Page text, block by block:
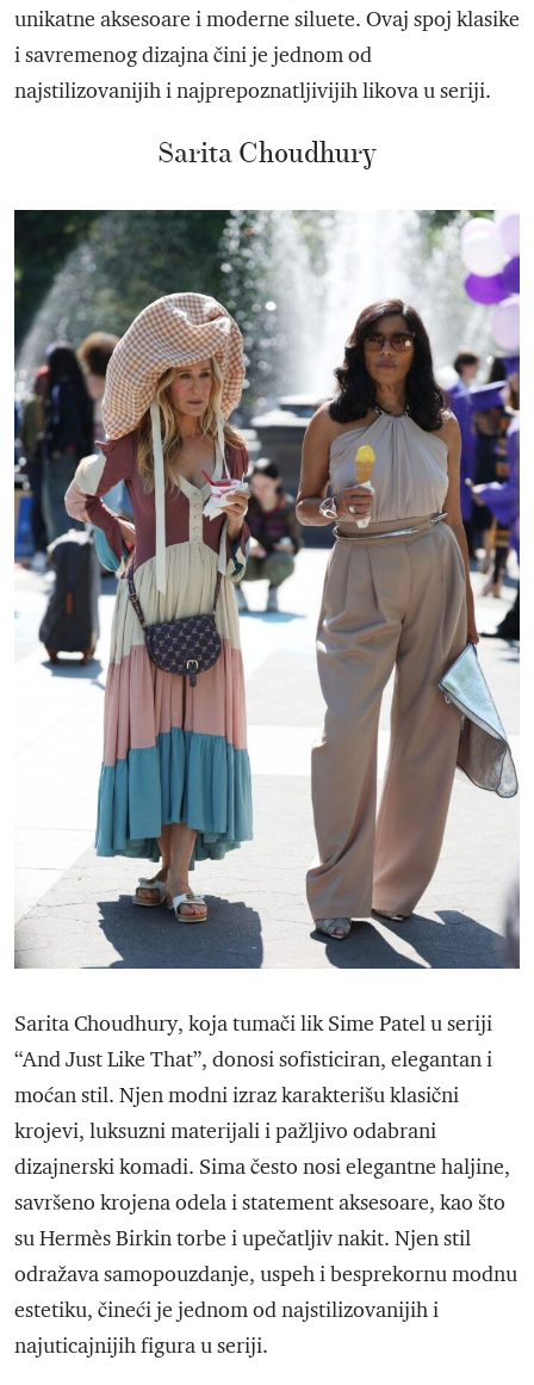
unikatne aksesoare i moderne siluete. Ovaj spoj klasike
i savremenog dizajna čini je jednom od
najstilizovanijih i najprepoznatljivijih likova u seriji.
Sarita Choudhury
Sarita Choudhury, koja tumači lik Sime Patel u seriji
“And Just Like That”, donosi sofisticiran, elegantan i
moćan stil. Njen modni izraz karakterišu klasični
krojevi, luksuzni materijali i pažljivo odabrani
dizajnerski komadi. Sima često nosi elegantne haljine,
savršeno krojena odela i statement aksesoare, kao što
su Hermès Birkin torbe i upečatljiv nakit. Njen stil
odražava samopouzdanje, uspeh i besprekornu modnu
estetiku, čineći je jednom od najstilizovanijih i
najuticajnijih figura u seriji.